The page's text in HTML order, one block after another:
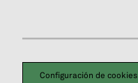
Configuración de cookies